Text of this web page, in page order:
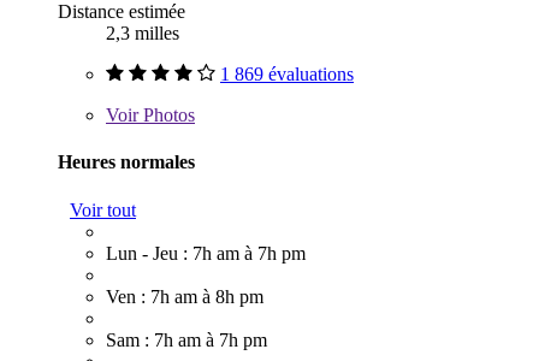
Distance estimée
2,3 milles
1 869 évaluations
VoirPhotos
Heures normales
Voir tout
Lun - Jeu : 7h am à 7h pm
Ven : 7h am à 8h pm
Sam : 7h am à 7h pm